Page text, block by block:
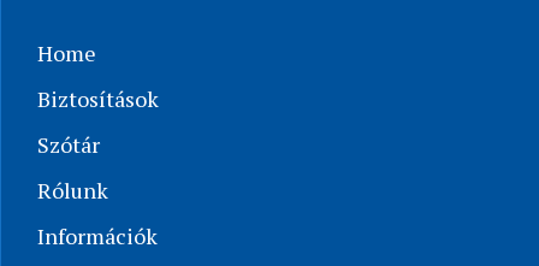
Home
Biztosítások
Szótár
Rólunk
Információk